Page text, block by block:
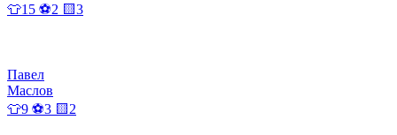
👕15 ⚽2 🟨3
Павел
Маслов
👕9 ⚽3 🟨2